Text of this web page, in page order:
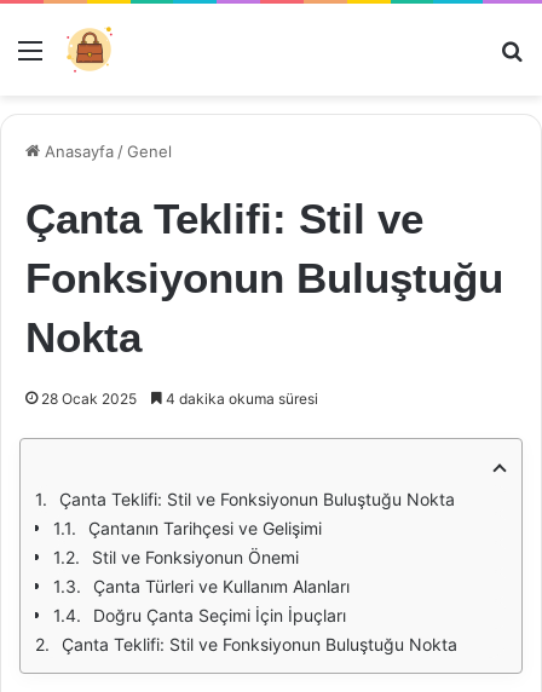
Menü
Anasayfa /Genel
Çanta Teklifi: Stil ve
Fonksiyonun Buluştuğu
Nokta
28 Ocak 2025 4 dakika okuma süresi
Çanta Teklifi: Stil ve Fonksiyonun Buluştuğu Nokta
Çantanın Tarihçesi ve Gelişimi
Stil ve Fonksiyonun Önemi
Çanta Türleri ve Kullanım Alanları
Doğru Çanta Seçimi İçin İpuçları
Çanta Teklifi: Stil ve Fonksiyonun Buluştuğu Nokta